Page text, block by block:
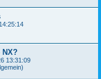
NX?
13:31:09